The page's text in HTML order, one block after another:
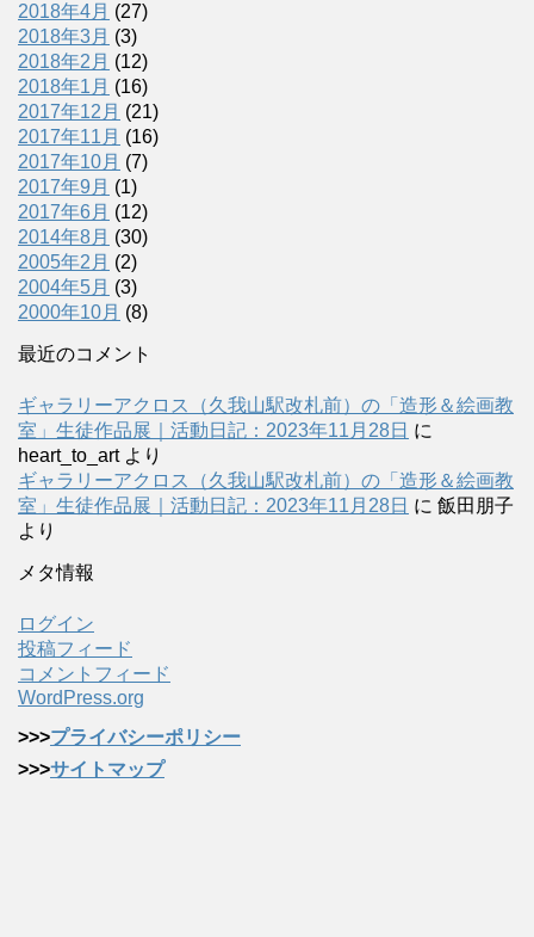
2018年4月 (27)
2018年3月 (3)
2018年2月 (12)
2018年1月 (16)
2017年12月 (21)
2017年11月 (16)
2017年10月 (7)
2017年9月 (1)
2017年6月 (12)
2014年8月 (30)
2005年2月 (2)
2004年5月 (3)
2000年10月 (8)
最近のコメント
ギャラリーアクロス（久我山駅改札前）の「造形＆絵画教
室」生徒作品展｜活動日記：2023年11月28日 に
heart_to_artより
ギャラリーアクロス（久我山駅改札前）の「造形＆絵画教
室」生徒作品展｜活動日記：2023年11月28日 に 飯田朋子
より
メタ情報
ログイン
投稿フィード
コメントフィード
WordPress.org
>>>プライバシーポリシー
>>>サイトマップ